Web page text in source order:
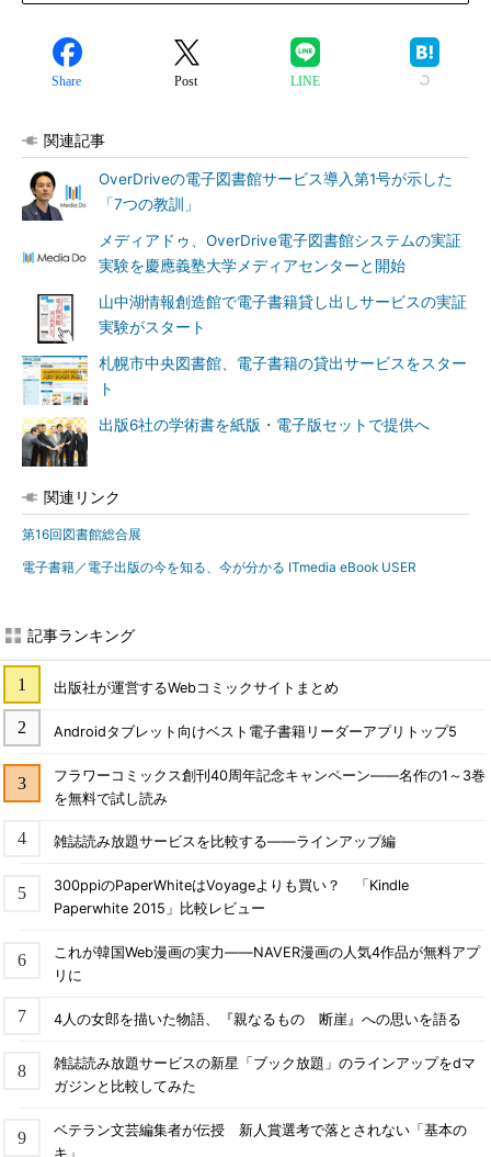
Share Post LINE
関連記事
OverDriveの電子図書館サービス導入第1号が示した
「7つの教訓」
メディアドゥ、OverDrive電子図書館システムの実証
実験を慶應義塾大学メディアセンターと開始
山中湖情報創造館で電子書籍貸し出しサービスの実証
実験がスタート
札幌市中央図書館、電子書籍の貸出サービスをスター
ト
出版6社の学術書を紙版・電子版セットで提供へ
関連リンク
第16回図書館総合展
電子書籍／電子出版の今を知る、今が分かる ITmedia eBook USER
記事ランキング
出版社が運営するWebコミックサイトまとめ
Androidタブレット向けベスト電子書籍リーダーアプリトップ5
フラワーコミックス創刊40周年記念キャンペーン――名作の1～3巻
を無料で試し読み
雑誌読み放題サービスを比較する――ラインアップ編
300ppiのPaperWhiteはVoyageよりも買い？ 「Kindle
Paperwhite 2015」比較レビュー
これが韓国Web漫画の実力――NAVER漫画の人気4作品が無料アプ
リに
4人の女郎を描いた物語、『親なるもの 断崖』への思いを語る
雑誌読み放題サービスの新星「ブック放題」のラインアップをdマ
ガジンと比較してみた
ベテラン文芸編集者が伝授 新人賞選考で落とされない「基本の
キ」